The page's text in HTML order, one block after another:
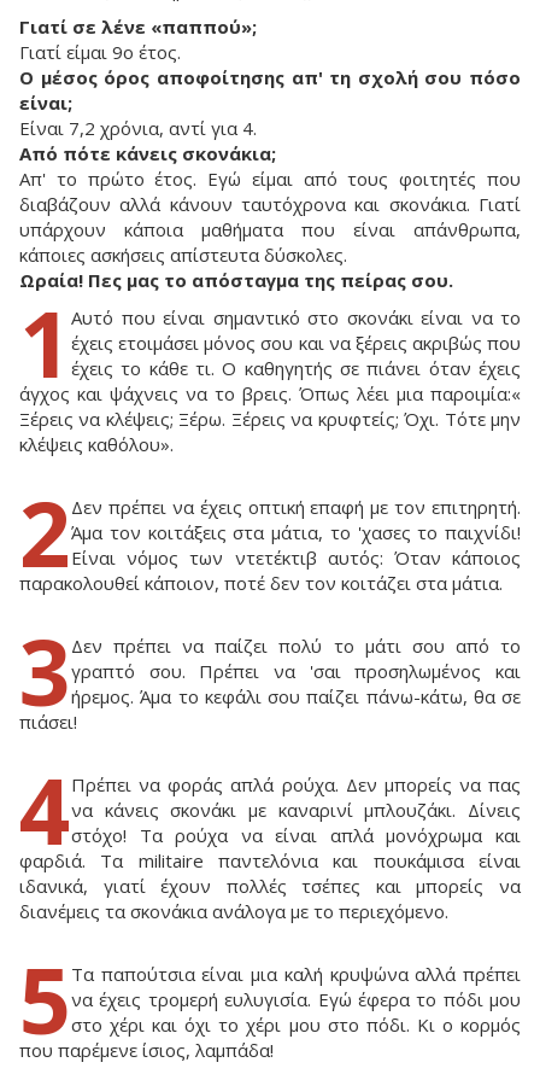
Γιατί σε λένε «παππού»;
Γιατί είμαι 9ο έτος.
Ο μέσος όρος αποφοίτησης απ' τη σχολή σου πόσο
είναι;
Είναι 7,2 χρόνια, αντί για 4.
Από πότε κάνεις σκονάκια;
Απ' το πρώτο έτος. Εγώ είμαι από τους φοιτητές που
διαβάζουν αλλά κάνουν ταυτόχρονα και σκονάκια. Γιατί
υπάρχουν κάποια μαθήματα που είναι απάνθρωπα,
κάποιες ασκήσεις απίστευτα δύσκολες.
Ωραία! Πες μας το απόσταγμα της πείρας σου.
1 Αυτό που είναι σημαντικό στο σκονάκι είναι να το
έχεις ετοιμάσει μόνος σου και να ξέρεις ακριβώς που
έχεις το κάθε τι. Ο καθηγητής σε πιάνει όταν έχεις
άγχος και ψάχνεις να το βρεις. Όπως λέει μια παροιμία:«
Ξέρεις να κλέψεις; Ξέρω. Ξέρεις να κρυφτείς; Όχι. Τότε μην
κλέψεις καθόλου».
2 Δεν πρέπει να έχεις οπτική επαφή με τον επιτηρητή.
Άμα τον κοιτάξεις στα μάτια, το 'χασες το παιχνίδι!
Είναι νόμος των ντετέκτιβ αυτός: Όταν κάποιος
παρακολουθεί κάποιον, ποτέ δεν τον κοιτάζει στα μάτια.
3 Δεν πρέπει να παίζει πολύ το μάτι σου από το
γραπτό σου. Πρέπει να 'σαι προσηλωμένος και
ήρεμος. Άμα το κεφάλι σου παίζει πάνω-κάτω, θα σε
πιάσει!
4Πρέπει να φοράς απλά ρούχα. Δεν μπορείς να πας
να κάνεις σκονάκι με καναρινί μπλουζάκι. Δίνεις
στόχο! Τα ρούχα να είναι απλά μονόχρωμα και
φαρδιά. Τα militaire παντελόνια και πουκάμισα είναι
ιδανικά, γιατί έχουν πολλές τσέπες και μπορείς να
διανέμεις τα σκονάκια ανάλογα με το περιεχόμενο.
5 Τα παπούτσια είναι μια καλή κρυψώνα αλλά πρέπει
να έχεις τρομερή ευλυγισία. Εγώ έφερα το πόδι μου
στο χέρι και όχι το χέρι μου στο πόδι. Κι ο κορμός
που παρέμενε ίσιος, λαμπάδα!